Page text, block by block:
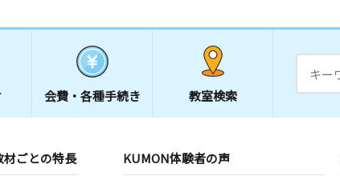
会費・ 各種手続き 教室検索
材ごとの特長 KUMON体験者の声